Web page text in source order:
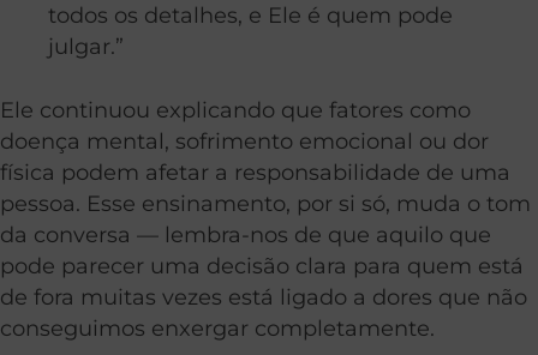
todos os detalhes, e Ele é quem pode
julgar.”
Ele continuou explicando que fatores como
doença mental, sofrimento emocional ou dor
física podem afetar a responsabilidade de uma
pessoa. Esse ensinamento, por si só, muda o tom
da conversa — lembra-nos de que aquilo que
pode parecer uma decisão clara para quem está
de fora muitas vezes está ligado a dores que não
conseguimos enxergar completamente.